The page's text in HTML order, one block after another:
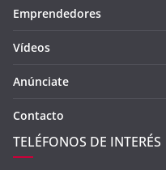
Emprendedores
Vídeos
Anúnciate
Contacto
TELÉFONOS DE INTERÉS